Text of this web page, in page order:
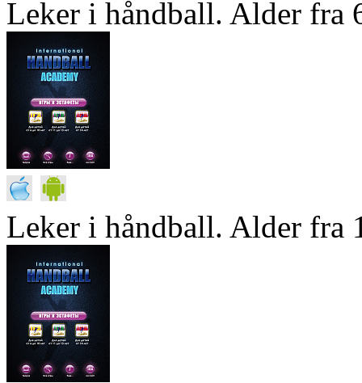
Leker i håndball. Alder fra
Leker i håndball. Alder fra